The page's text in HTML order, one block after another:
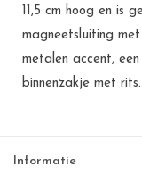
11,5 cm hoog en is
magneetsluiting
metalen accent,
binnenzakje met
Informatie